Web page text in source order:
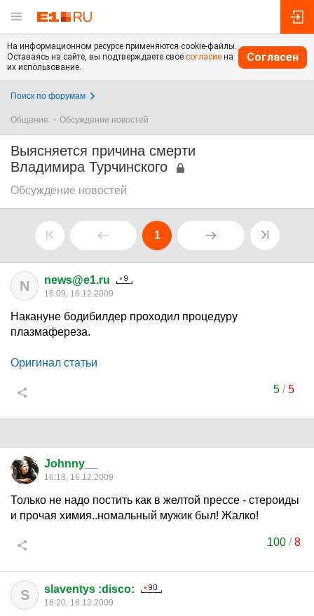
На информационном ресурсе применяются cookie-файлы.
Оставаясь на сайте, вы подтверждаете свое согласие на
их использование.
Согласен
Поиск по форумам
Общение Обсуждение новостей
Выясняется причина смерти
Владимира Турчинского
Обсуждение новостей
1
N news@e1.ru
16:09, 16.12.2009
Накануне бодибилдер проходил процедуру
плазмафереза.
Оригинал статьи
5/5
Johnny__
16:18, 16.12.2009
Только не надо постить как в желтой прессе - стероиды
и прочая химия..номальный мужик был! Жалко!
100/8
S slaventys :disco:
16:20, 16.12.2009